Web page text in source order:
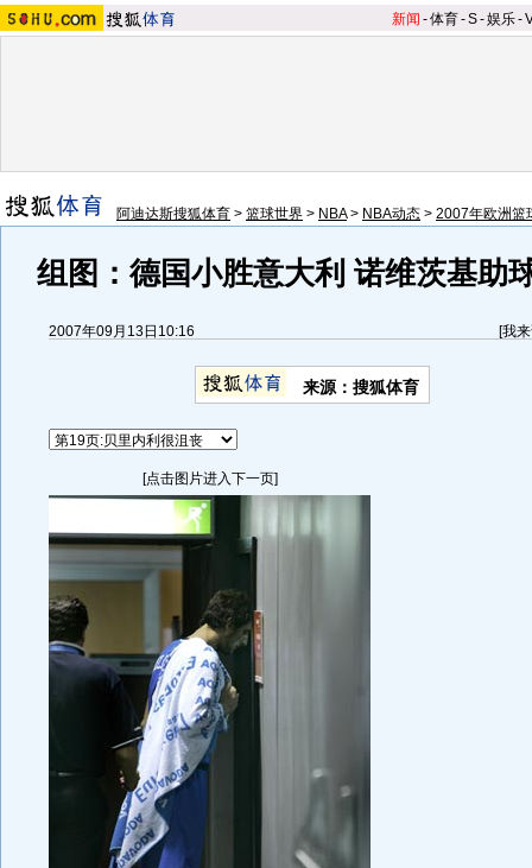
新闻 -体育-S-娱乐-
阿迪达斯搜狐体育 > 篮球世界 > NBA> NBA动态 > 2007年欧洲篮
组图：德国小胜意大利 诺维茨基助
2007年09月13日10:16 [我
来源：搜狐体育
[点击图片进入下一页]